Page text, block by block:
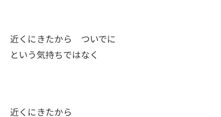
近くにきたから ついでに
という気持ちではなく
近くにきたから